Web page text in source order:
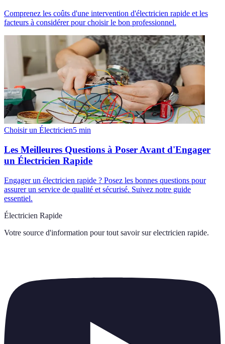
Comprenez les coûts d'une intervention d'électricien rapide et les
facteurs à considérer pour choisir le bon professionnel.
Choisir un Électricien5 min
Les Meilleures Questions à Poser Avant d'Engager
un Électricien Rapide
Engager un électricien rapide ? Posez les bonnes questions pour
assurer un service de qualité et sécurisé. Suivez notre guide
essentiel.
Électricien Rapide
Votre source d'information pour tout savoir sur electricien rapide.